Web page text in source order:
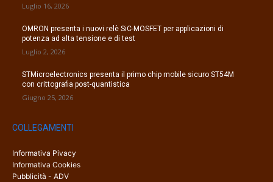
Luglio 16, 2026
OMRON presenta i nuovi relè SiC-MOSFET per applicazioni di
potenza ad alta tensione e di test
Luglio 2, 2026
STMicroelectronics presenta il primo chip mobile sicuro ST54M
con crittografia post-quantistica
Giugno 25, 2026
COLLEGAMENTI
Informativa Pivacy
Informativa Cookies
Pubblicità - ADV